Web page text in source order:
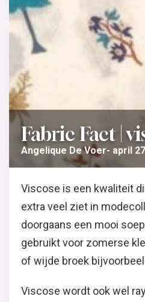
Fabric Fact |
Angelique De Voer april
Viscose is een kwaliteit
extra veel ziet in
doorgaans een mooi
gebruikt voor zomerse
of wijde broek
Viscose wordt ook wel